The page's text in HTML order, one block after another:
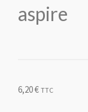
aspire
6,20€ TTC